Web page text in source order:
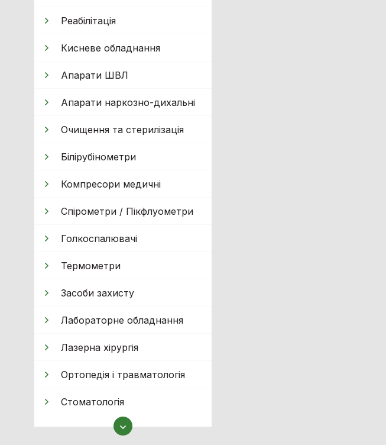
Реабілітація
Кисневе обладнання
Апарати ШВЛ
Апарати наркозно-дихальні
Очищення та стерилізація
Білірубінометри
Компресори медичні
Спірометри / Пікфлуометри
Голкоспалювачі
Термометри
Засоби захисту
Лабораторне обладнання
Лазерна хірургія
Ортопедія і травматологія
Стоматологія